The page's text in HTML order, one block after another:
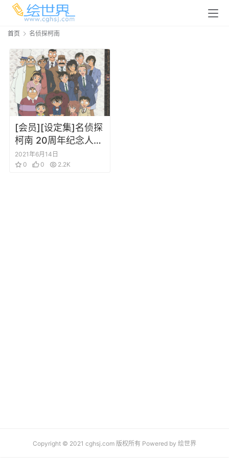
首页 名侦探柯南
[会员][设定集]名侦探
柯南 20周年纪念人物
角色设定原画集
2021年6月14日
0
0 2.2K
Copyright © 2021 cghsj.com 版权所有 Powered by 绘世界